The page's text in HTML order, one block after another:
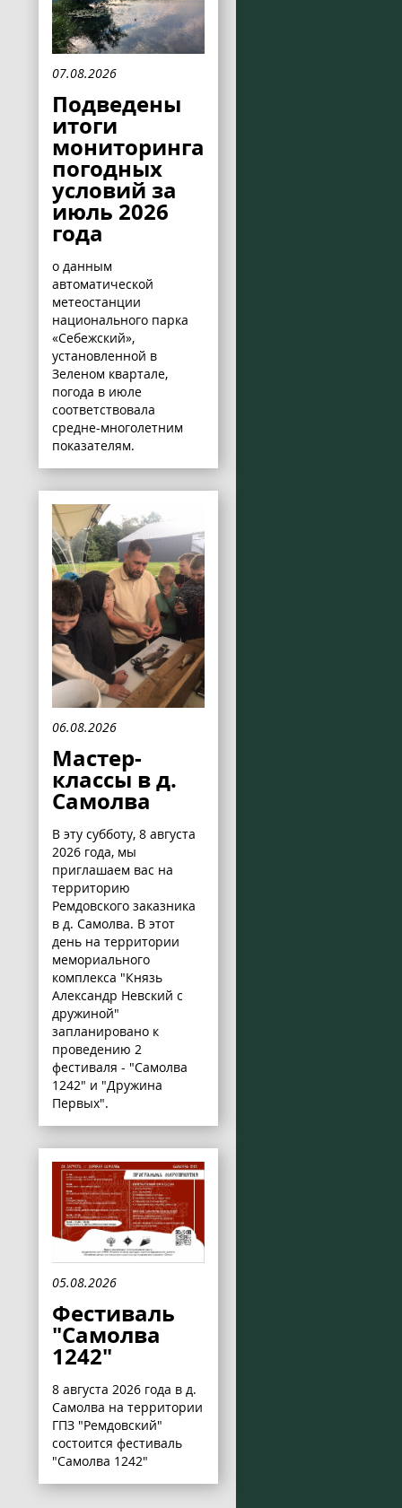
07.08.2026
Подведены
итоги
мониторинга
погодных
условий за
июль 2026
года
о данным
автоматической
метеостанции
национального парка
«Себежский»,
установленной в
Зеленом квартале,
погода в июле
соответствовала
средне-многолетним
показателям.
06.08.2026
Мастер-
классы в д.
Самолва
В эту субботу, 8 августа
2026 года, мы
приглашаем вас на
территорию
Ремдовского заказника
в д. Самолва. В этот
день на территории
мемориального
комплекса "Князь
Александр Невский с
дружиной"
запланировано к
проведению 2
фестиваля - "Самолва
1242" и "Дружина
Первых".
05.08.2026
Фестиваль
"Самолва
1242"
8 августа 2026 года в д.
Самолва на территории
ГПЗ "Ремдовский"
состоится фестиваль
"Самолва 1242"